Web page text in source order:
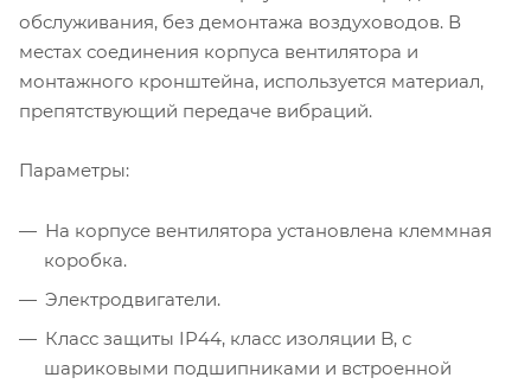
обслуживания, без демонтажа воздуховодов. В
местах соединения корпуса вентилятора и
монтажного кронштейна, используется материал,
препятствующий передаче вибраций.
Параметры:
На корпусе вентилятора установлена клеммная
коробка.
Электродвигатели.
Класс защиты IP44, класс изоляции B, с
шариковыми подшипниками и встроенной